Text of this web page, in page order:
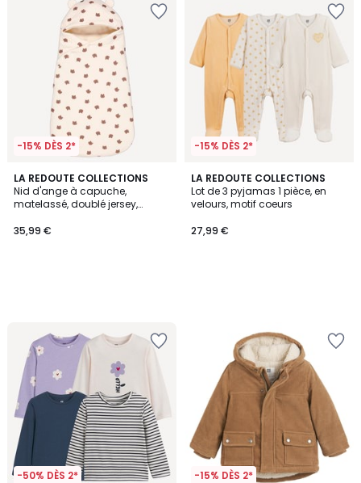
-15% DÈS 2*
LA REDOUTE COLLECTIONS
Nid d'ange à capuche,
matelassé, doublé jersey,
35,99 €
-15% DÈS 2*
LA REDOUTE COLLECTIONS
Lot de 3 pyjamas 1 pièce, en
velours, motif coeurs
27,99 €
-50% DÈS 2* -15% DÈS 2*